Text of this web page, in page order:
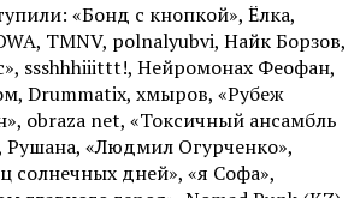
«Бонд с кнопкой», Ёлка,
TMNV, polnalyubvi, Найк Борзов,
ssshhhiiittt!, Нейромонах Феофан,
Drummatix, хмыров, «Рубеж
obraza net, «Токсичный ансамбль
Рушана, «Людмил Огурченко»,
солнечных дней», «я Софа»,